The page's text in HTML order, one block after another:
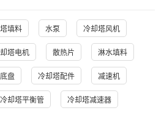
填料 水泵 冷却塔风机
塔电机 散热片 淋水填料
底盘 冷却塔配件 减速机
冷却塔平衡管 冷却塔减速器